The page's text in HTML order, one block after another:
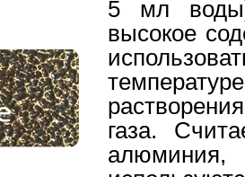
5 мл
высокое
газа.